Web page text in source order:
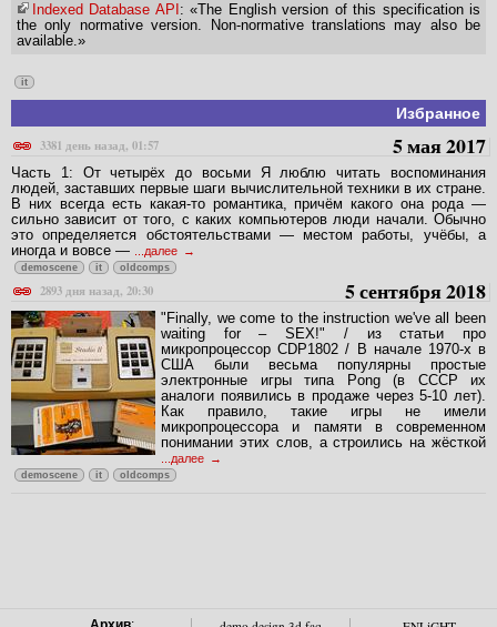
Indexed Database API : «The English version of this specification is
the only normative version. Non-normative translations may also be
available.»
it
Избранное
3381 день назад, 01:57
5 мая 2017
Часть 1: От четырёх до восьми Я люблю читать воспоминания
людей, заставших первые шаги вычислительной техники в их стране.
В них всегда есть какая-то романтика, причём какого она рода —
сильно зависит от того, с каких компьютеров люди начали. Обычно
это определяется обстоятельствами — местом работы, учёбы, а
иногда и вовсе —
...далее
demoscene it oldcomps
2893 дня назад, 20:30 5 сентября 2018
"Finally, we come to the instruction we've all been
waiting for – SEX!" / из статьи про
микропроцессор CDP1802 / В начале 1970-х в
США были весьма популярны простые
электронные игры типа Pong (в СССР их
аналоги появились в продаже через 5-10 лет).
Как правило, такие игры не имели
микропроцессора и памяти в современном
понимании этих слов, а строились на жёсткой
...далее
demoscene it oldcomps
Архив: